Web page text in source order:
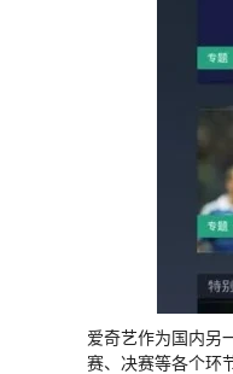
爱奇艺作为国内另
赛、决赛等各个环